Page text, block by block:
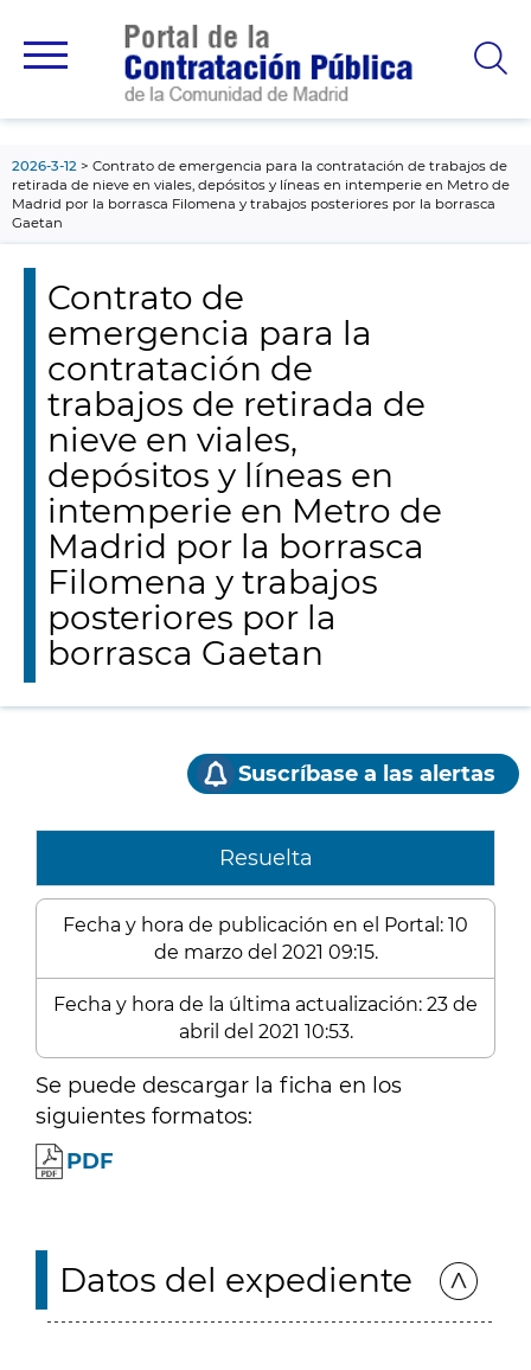
principal
2026-3-12
Contrato de emergencia para la contratación de trabajos de
retirada de nieve en viales, depósitos y líneas en intemperie en Metro de
Madrid por la borrasca Filomena y trabajos posteriores por la borrasca
Gaetan
Contrato de
emergencia para la
contratación de
trabajos de retirada de
nieve en viales,
depósitos y líneas en
intemperie en Metro de
Madrid por la borrasca
Filomena y trabajos
posteriores por la
borrasca Gaetan
Suscríbase a las alertas
Resuelta
Fecha y hora de publicación en el Portal: 10
de marzo del 2021 09:15.
Fecha y hora de la última actualización: 23 de
abril del 2021 10:53.
Se puede descargar la ficha en los
siguientes formatos:
PDF
Datos del expediente